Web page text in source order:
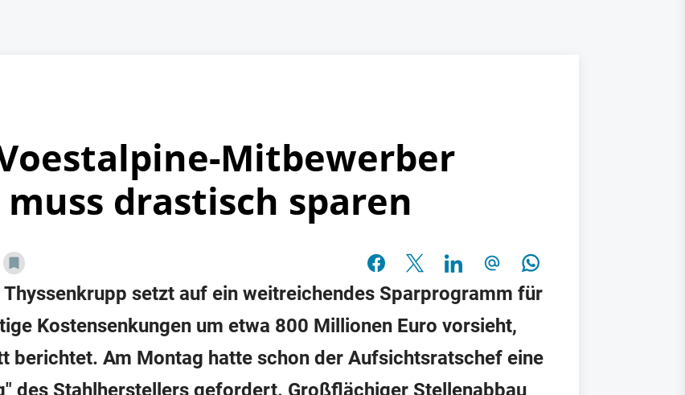
Mitbewerber
drastisch sparen
setzt auf ein weitreichendes Sparprogramm für
Kostensenkungen um etwa 800 Millionen Euro vorsieht,
berichtet. Am Montag hatte schon der Aufsichtsratschef eine
des Stahlherstellers gefordert. Großflächiger Stellenabbau